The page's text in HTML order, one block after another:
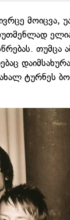
მოიცვა,
თუმცა
ტურნეს